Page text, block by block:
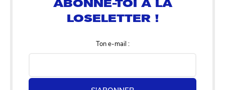
Ton e-mail :